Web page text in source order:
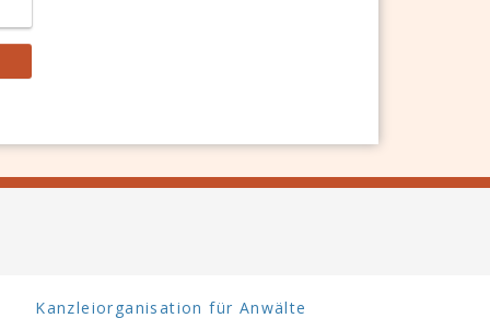
Kanzleiorganisation für Anwälte